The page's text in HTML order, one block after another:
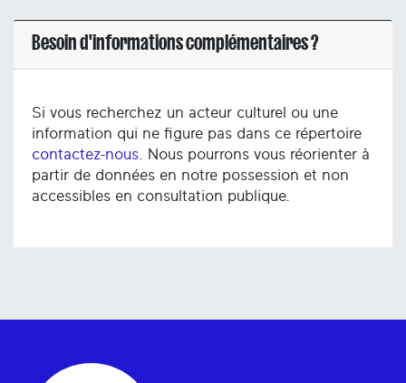
Besoin d'informations complémentaires ?
Si vous recherchez un acteur culturel ou une
information qui ne figure pas dans ce répertoire
contactez-nous . Nous pourrons vous réorienter à
partir de données en notre possession et non
accessibles en consultation publique.